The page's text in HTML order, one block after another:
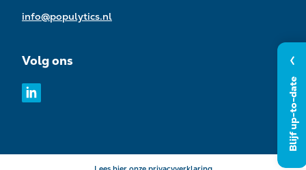
Blijf up-to-date
info@populytics.nl
Volg ons